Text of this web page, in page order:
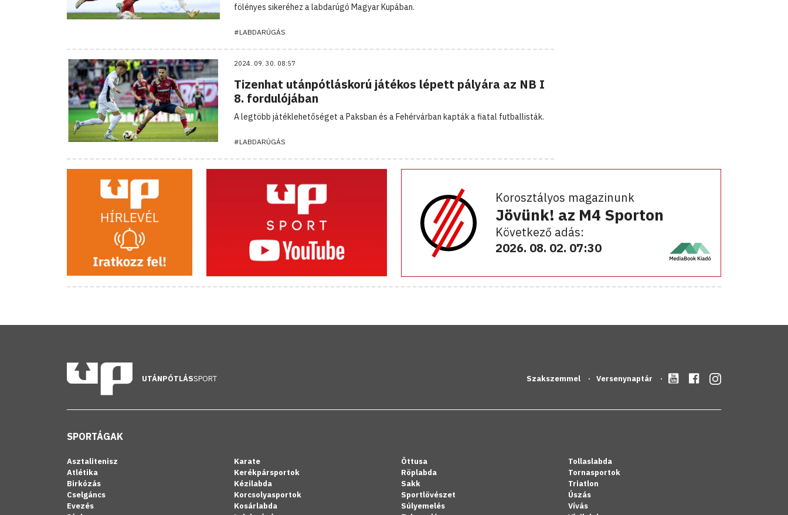
fölényes sikeréhez a labdarúgó Magyar Kupában.
#LABDARÚGÁS
2024. 09. 30. 08:57
Tizenhat utánpótláskorú játékos lépett pályára az NB I
8. fordulójában
A legtöbb játéklehetőséget a Paksban és a Fehérvárban kapták a fiatal futballisták.
#LABDARÚGÁS
Korosztályos magazinunk
Jövünk! az M4 Sporton
Következő adás:
2026. 08. 02. 07:30
UTÁNPÓTLÁSSPORT Szakszemmel Versenynaptár
SPORTÁGAK
Asztalitenisz
Atlétika
Birkózás
Cselgáncs
Evezés
Karate
Kerékpársportok
Kézilabda
Korcsolyasportok
Kosárlabda
Öttusa
Röplabda
Sakk
Sportlövészet
Súlyemelés
Tollaslabda
Tornasportok
Triatlon
Úszás
Vívás